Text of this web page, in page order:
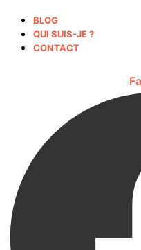
BLOG
QUI SUIS-JE ?
CONTACT